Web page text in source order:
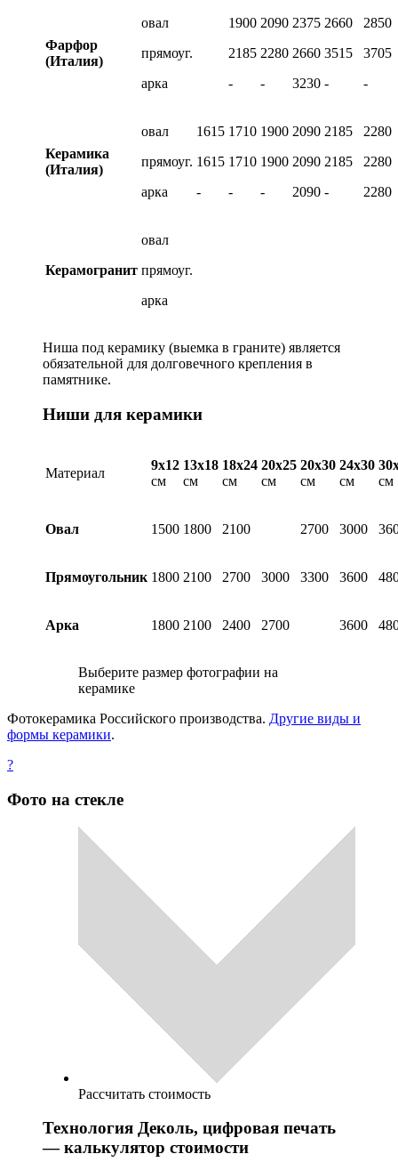
Фарфор
(Италия)
овал
прямоуг.
арка
1900
2185
-
2090
2280
-
2375
2660
3230
2660
3515
-
2850
3705
-
Керамика
(Италия)
овал
прямоуг.
арка
1615
1615
-
1710
1710
-
1900
1900
-
2090
2090
2090
2185
2185
-
2280
2280
2280
Керамогранит
овал
прямоуг.
арка
Ниша под керамику (выемка в граните) является
обязательной для долговечного крепления в
памятнике.
Ниши для керамики
Материал
9х12
см
13х18
см
18х24
см
20х25
см
20х30
см
24х30
см
см
Овал 1500 1800 2100 2700 3000
Прямоугольник 1800 2100 2700 3000 3300 3600
Арка 1800 2100 2400 2700 3600
Выберите размер фотографии на
керамике
Фотокерамика Российского производства. Другие виды и
формы керамики.
?
Фото на стекле
Рассчитать стоимость
Технология Деколь, цифровая печать
— калькулятор стоимости